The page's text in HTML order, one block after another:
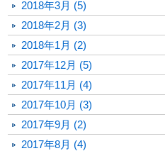
2018年3月 (5)
2018年2月 (3)
2018年1月 (2)
2017年12月 (5)
2017年11月 (4)
2017年10月 (3)
2017年9月 (2)
2017年8月 (4)